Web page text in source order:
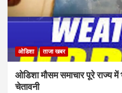
ओडिशा ताजा खबर
ओडिशा मौसम समाचार पूरे राज्य में
चेतावनी